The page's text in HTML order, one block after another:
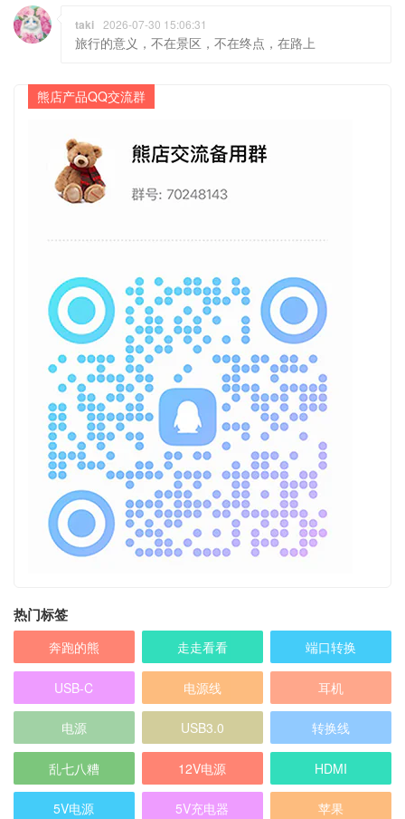
taki 2026-07-30 15:06:31
旅行的意义，不在景区，不在终点，在路上
熊店产品QQ交流群
热门标签
奔跑的熊 走走看看 端口转换
USB-C 电源线 耳机
电源 USB3.0 转换线
乱七八糟 12V电源 HDMI
5V电源 5V充电器 苹果